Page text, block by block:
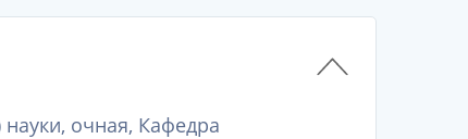
очная, Кафедра